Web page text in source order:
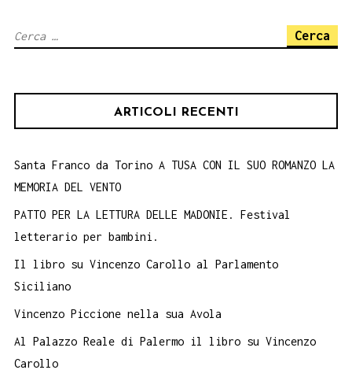
Ricerca
ARTICOLI RECENTI
Santa Franco da Torino A TUSA CON IL SUO ROMANZO LA
MEMORIA DEL VENTO
PATTO PER LA LETTURA DELLE MADONIE. Festival
letterario per bambini.
Il libro su Vincenzo Carollo al Parlamento
Siciliano
Vincenzo Piccione nella sua Avola
Al Palazzo Reale di Palermo il libro su Vincenzo
Carollo